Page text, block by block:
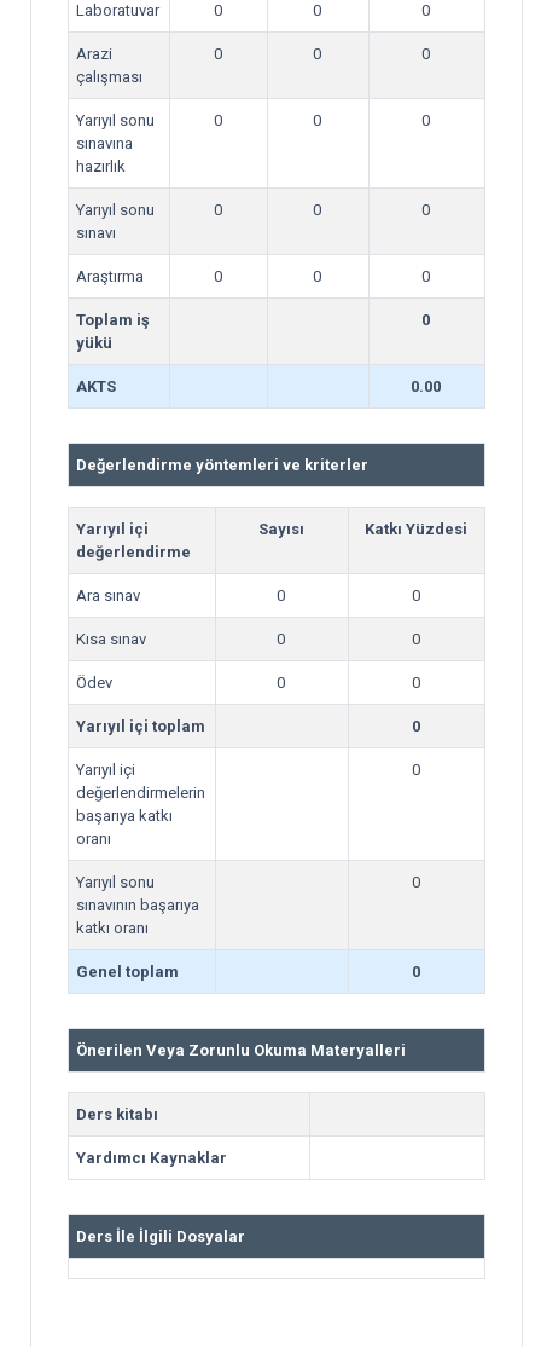
Laboratuvar 0 0 0
Arazi
çalışması
0 0 0
Yarıyıl sonu
sınavına
hazırlık
0 0 0
Yarıyıl sonu
sınavı
0 0 0
Araştırma 0 0 0
Toplam iş
yükü
0
AKTS 0.00
Değerlendirme yöntemleri ve kriterler
Yarıyıl içi
değerlendirme
Sayısı Katkı Yüzdesi
Ara sınav 0 0
Kısa sınav 0 0
Ödev 0 0
Yarıyıl içi toplam 0
Yarıyıl içi
değerlendirmelerin
başarıya katkı
oranı
0
Yarıyıl sonu
sınavının başarıya
katkı oranı
0
Genel toplam 0
Önerilen Veya Zorunlu Okuma Materyalleri
Ders kitabı
Yardımcı Kaynaklar
Ders İle İlgili Dosyalar